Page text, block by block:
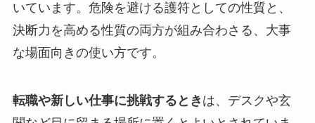
いています。危険を避ける護符としての性質と、
決断力を高める性質の両方が組み合わさる、大事
な場面向きの使い方です。
転職や新しい仕事に挑戦するとき は、デスクや玄